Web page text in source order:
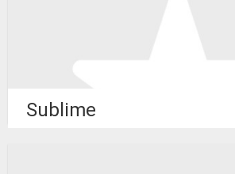
Sublime